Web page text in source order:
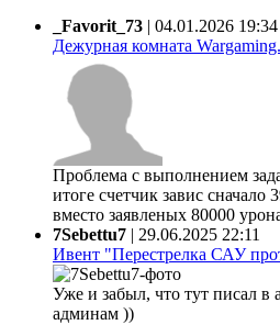
_Favorit_73 | 04.01.2026 19:34
Дежурная комната
Проблема с выполнением
итоге счетчик завис
вместо заявленых 80000
7Sebettu7 | 29.06.2025 22:11
Ивент "Перестрелка САУ
Уже и забыл, что тут писал в
админам ))